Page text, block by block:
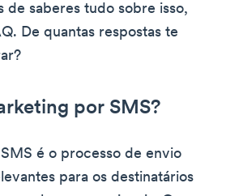
de saberes tudo sobre isso,
De quantas respostas te
por SMS?
é o processo de envio
para os destinatários